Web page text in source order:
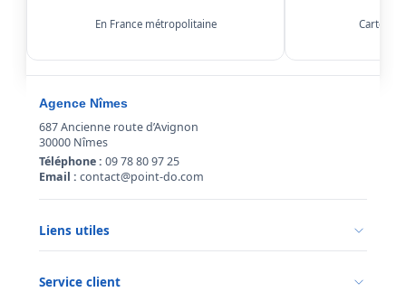
En France métropolitaine Carte,
Agence Nîmes
687 Ancienne route d’Avignon
30000 Nîmes
Téléphone : 09 78 80 97 25
Email : contact@point-do.com
Liens utiles
Conditions générales de vente
Service client